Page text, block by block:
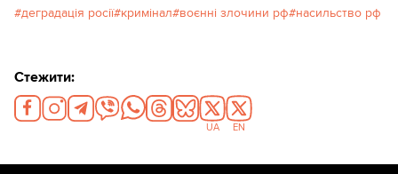
вигляді впорядкованої прямої мови експерта.
деградація росії кримінал воєнні злочини рф насильство рф
Стежити:
UA EN